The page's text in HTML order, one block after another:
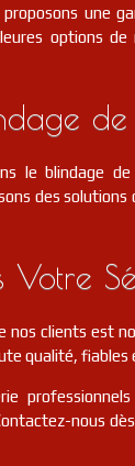
une
options
le blindage
des
Votre
nos clients est
qualité,
nous